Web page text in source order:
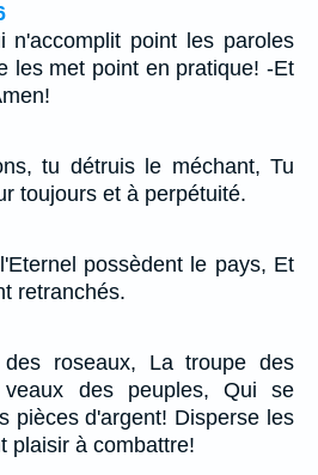
n'accomplit point les paroles
les met point en pratique! -Et
tu détruis le méchant, Tu
toujours et à perpétuité.
possèdent le pays, Et
retranchés.
des roseaux, La troupe des
des peuples, Qui se
pièces d'argent! Disperse les
plaisir à combattre!